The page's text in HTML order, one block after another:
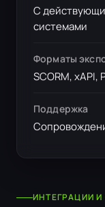
С
системами
Форматы
SCORM, xAPI,
Поддержка
ИНТЕГРАЦИИ